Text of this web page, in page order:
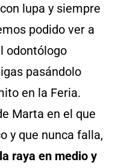
lupa y siempre
podido ver a
odontólogo
pasándolo
en la Feria.
Marta en el que
y que nunca falla,
raya en medio y